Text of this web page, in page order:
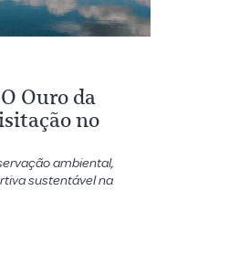
Ouro da
no
ambiental,
sustentável na